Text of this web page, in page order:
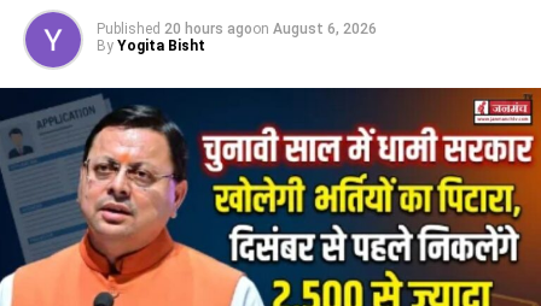
सम्मानित
महिला सशक्तिकरण एवं बाल विकास
ने कहा कि तीलू
रौतेली राज्य स्त्री शक्ति पुरस्कार उत्तराखंड की उन महिलाओं को समर्पित
है जिन्होंने संघर्ष, साहस और समर्पण से समाज में नई पहचान बनाई है।
उन्होंने कहा कि इस वर्ष चयनित महिलाओं ने संस्कृति, खेल, वैज्ञानिक शोध,
पर्यावरण संरक्षण, कृषि, स्वरोजगार, समाजसेवा, महिला सशक्तीकरण और
दिव्यांगजन कल्याण जैसे क्षेत्रों में उल्लेखनीय योगदान दिया है।
Published 20 hours agoon August 6, 2026
By Yogita Bisht